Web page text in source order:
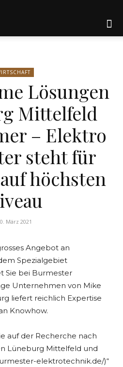
Lösungen
Mittelfeld
– Elektro
steht für
höchsten
März 2021
Angebot an
Spezialgebiet
Sie bei Burmester
Unternehmen von Mike
liefert reichlich Expertise
Knowhow.
auf der Recherche nach
Lüneburg Mittelfeld und
elektrotechnik.de/)“